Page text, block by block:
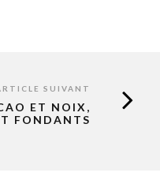
SUIVANT
ET NOIX,
FONDANTS